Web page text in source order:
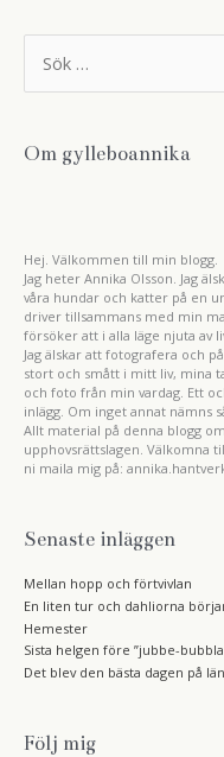
e
Om gylleboannika
Hej. Välkommen till min blogg.
Jag heter Annika Olsson. Jag
våra hundar och katter på en
driver tillsammans med min
försöker att i alla läge njuta av
Jag älskar att fotografera och
stort och smått i mitt liv, mina
och foto från min vardag. Ett
inlägg. Om inget annat nämns
Allt material på denna blogg
upphovsrättslagen. Välkomna
ni maila mig på:
Senaste inläggen
Mellan hopp och förtvivlan
En liten tur och dahliorna
Hemester
Sista helgen före ”jubbe-
Det blev den bästa dagen på
Följ mig